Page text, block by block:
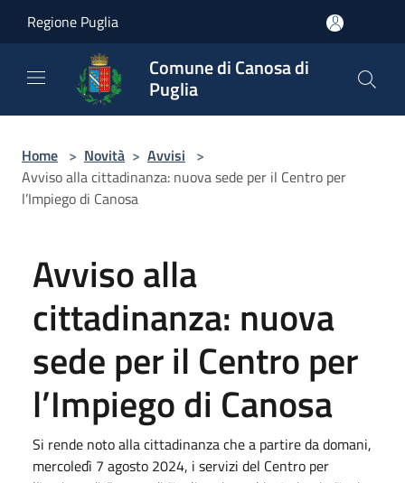
Regione Puglia
Comune di Canosa di
Puglia
Home > Novità > Avvisi >
Avviso alla cittadinanza: nuova sede per il Centro per
l’Impiego di Canosa
Avviso alla
cittadinanza: nuova
sede per il Centro per
l’Impiego di Canosa
Si rende noto alla cittadinanza che a partire da domani,
mercoledì 7 agosto 2024, i servizi del Centro per